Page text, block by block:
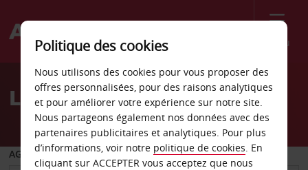
Menu
Welcome
AvisLocation de voiture Texas
AGENCE DE DÉPART
Politique des cookies
Nous utilisons des cookies pour vous proposer des
offres personnalisées, pour des raisons analytiques
et pour améliorer votre expérience sur notre site.
Nous partageons également nos données avec des
partenaires publicitaires et analytiques. Pour plus
d’informations, voir notre politique de cookies. En
cliquant sur ACCEPTER vous acceptez que nous